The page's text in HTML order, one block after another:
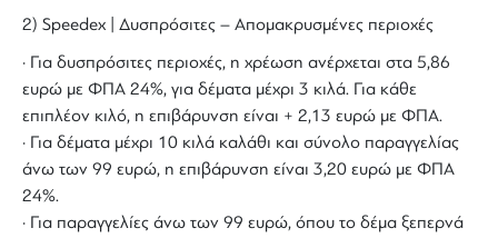
2) Speedex | Δυσπρόσιτες – Απομακρυσμένες περιοχές
· Για δυσπρόσιτες περιοχές, η χρέωση ανέρχεται στα 5,86
ευρώ με ΦΠΑ 24%, για δέματα μέχρι 3 κιλά. Για κάθε
επιπλέον κιλό, η επιβάρυνση είναι + 2,13 ευρώ με ΦΠΑ.
· Για δέματα μέχρι 10 κιλά καλάθι και σύνολο παραγγελίας
άνω των 99 ευρώ, η επιβάρυνση είναι 3,20 ευρώ με ΦΠΑ
24%.
· Για παραγγελίες άνω των 99 ευρώ, όπου το δέμα ξεπερνά